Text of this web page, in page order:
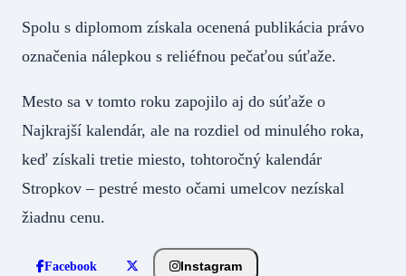
Spolu s diplomom získala ocenená publikácia právo
označenia nálepkou s reliéfnou pečaťou súťaže.
Mesto sa v tomto roku zapojilo aj do súťaže o
Najkrajší kalendár, ale na rozdiel od minulého roka,
keď získali tretie miesto, tohtoročný kalendár
Stropkov – pestré mesto očami umelcov nezískal
žiadnu cenu.
Facebook Instagram